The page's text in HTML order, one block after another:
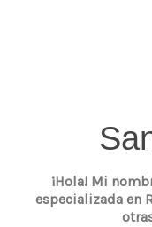
¡Hola! Mi
especializada en